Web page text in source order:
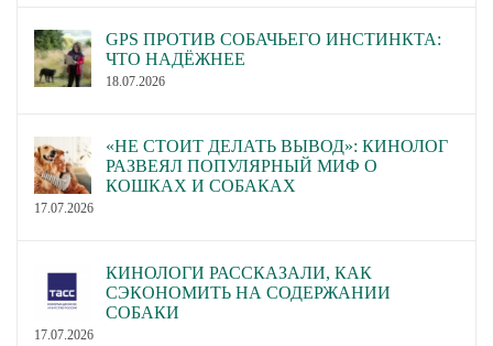
GPS ПРОТИВ СОБАЧЬЕГО ИНСТИНКТА:
ЧТО НАДЁЖНЕЕ
18.07.2026
«НЕ СТОИТ ДЕЛАТЬ ВЫВОД»: КИНОЛОГ
РАЗВЕЯЛ ПОПУЛЯРНЫЙ МИФ О
КОШКАХ И СОБАКАХ
17.07.2026
КИНОЛОГИ РАССКАЗАЛИ, КАК
СЭКОНОМИТЬ НА СОДЕРЖАНИИ
СОБАКИ
17.07.2026